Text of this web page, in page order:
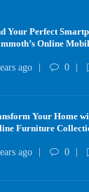
Your Perfect
Online
ago 0
Your Home
Furniture
ago 0